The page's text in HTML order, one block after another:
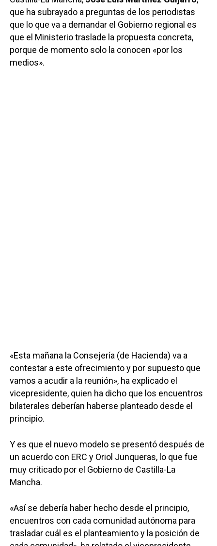
que ha subrayado a preguntas de los periodistas
que lo que va a demandar el Gobierno regional es
que el Ministerio traslade la propuesta concreta,
porque de momento solo la conocen «por los
medios».
«Esta mañana la Consejería (de Hacienda) va a
contestar a este ofrecimiento y por supuesto que
vamos a acudir a la reunión», ha explicado el
vicepresidente, quien ha dicho que los encuentros
bilaterales deberían haberse planteado desde el
principio.
Y es que el nuevo modelo se presentó después de
un acuerdo con ERC y Oriol Junqueras, lo que fue
muy criticado por el Gobierno de Castilla-La
Mancha.
«Así se debería haber hecho desde el principio,
encuentros con cada comunidad autónoma para
trasladar cuál es el planteamiento y la posición de